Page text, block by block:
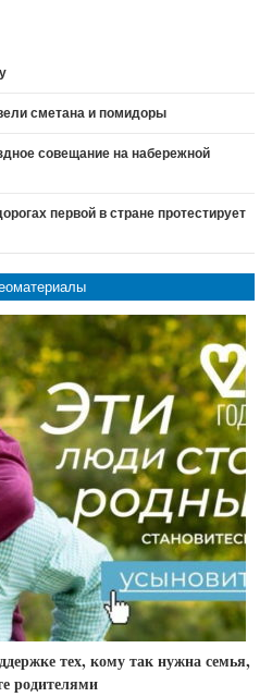
сметана и помидоры
совещание на набережной
первой в стране протестирует
тех, кому так нужна семья,
родителями